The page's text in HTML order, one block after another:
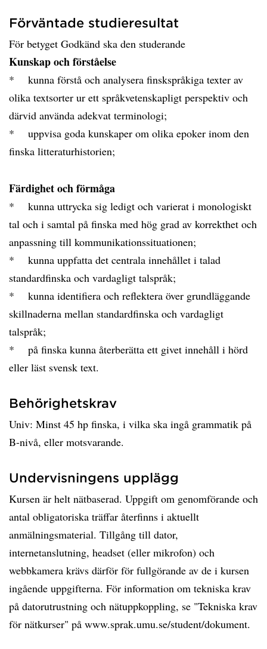
Förväntade studieresultat
För betyget Godkänd ska den studerande
Kunskap och förståelse
* kunna förstå och analysera finskspråkiga texter av
olika textsorter ur ett språkvetenskapligt perspektiv och
därvid använda adekvat terminologi;
* uppvisa goda kunskaper om olika epoker inom den
finska litteraturhistorien;
Färdighet och förmåga
* kunna uttrycka sig ledigt och varierat i monologiskt
tal och i samtal på finska med hög grad av korrekthet och
anpassning till kommunikationssituationen;
* kunna uppfatta det centrala innehållet i talad
standardfinska och vardagligt talspråk;
* kunna identifiera och reflektera över grundläggande
skillnaderna mellan standardfinska och vardagligt
talspråk;
* på finska kunna återberätta ett givet innehåll i hörd
eller läst svensk text.
Behörighetskrav
Univ: Minst 45 hp finska, i vilka ska ingå grammatik på
B-nivå, eller motsvarande.
Undervisningens upplägg
Kursen är helt nätbaserad. Uppgift om genomförande och
antal obligatoriska träffar återfinns i aktuellt
anmälningsmaterial. Tillgång till dator,
internetanslutning, headset (eller mikrofon) och
webbkamera krävs därför för fullgörande av de i kursen
ingående uppgifterna. För information om tekniska krav
på datorutrustning och nätuppkoppling, se "Tekniska krav
för nätkurser" på www.sprak.umu.se/student/dokument.